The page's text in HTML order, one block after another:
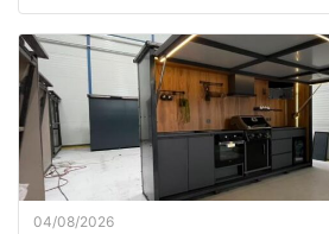
04/08/2026